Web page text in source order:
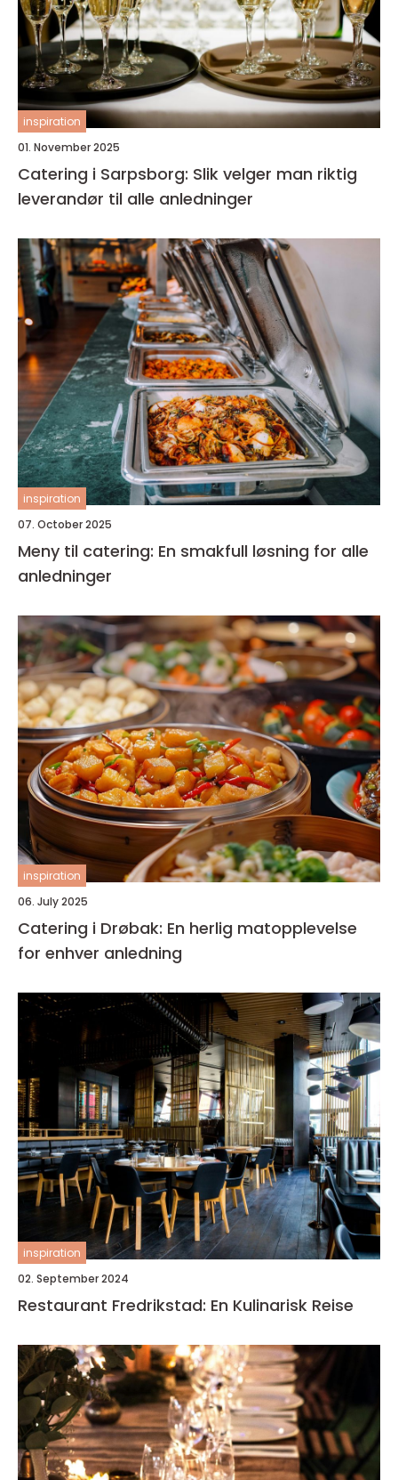
inspiration
01. November 2025
Catering i Sarpsborg: Slik velger man riktig
leverandør til alle anledninger
inspiration
07. October 2025
Meny til catering: En smakfull løsning for alle
anledninger
inspiration
06. July 2025
Catering i Drøbak: En herlig matopplevelse
for enhver anledning
inspiration
02. September 2024
Restaurant Fredrikstad: En Kulinarisk Reise